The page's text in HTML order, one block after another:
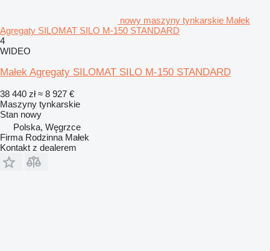
nowy maszyny tynkarskie Małek
Agregaty SILOMAT SILO M-150 STANDARD
4
WIDEO
Małek Agregaty SILOMAT SILO M-150 STANDARD
38 440 zł ≈ 8 927 €
Maszyny tynkarskie
Stan nowy
Polska, Węgrzce
Firma Rodzinna Małek
Kontakt z dealerem